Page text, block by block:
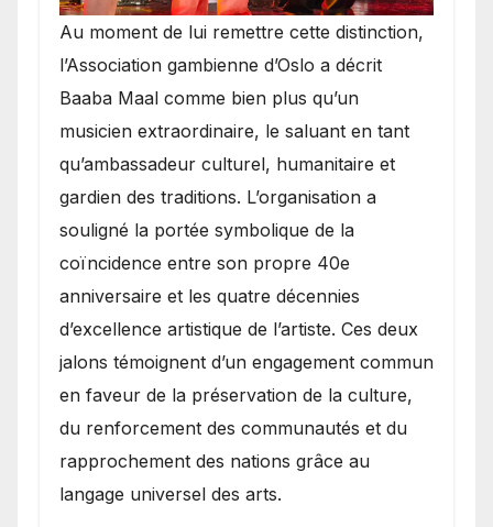
​Au moment de lui remettre cette distinction,
l’Association gambienne d’Oslo a décrit
Baaba Maal comme bien plus qu’un
musicien extraordinaire, le saluant en tant
qu’ambassadeur culturel, humanitaire et
gardien des traditions. L’organisation a
souligné la portée symbolique de la
coïncidence entre son propre 40e
anniversaire et les quatre décennies
d’excellence artistique de l’artiste. Ces deux
jalons témoignent d’un engagement commun
en faveur de la préservation de la culture,
du renforcement des communautés et du
rapprochement des nations grâce au
langage universel des arts.